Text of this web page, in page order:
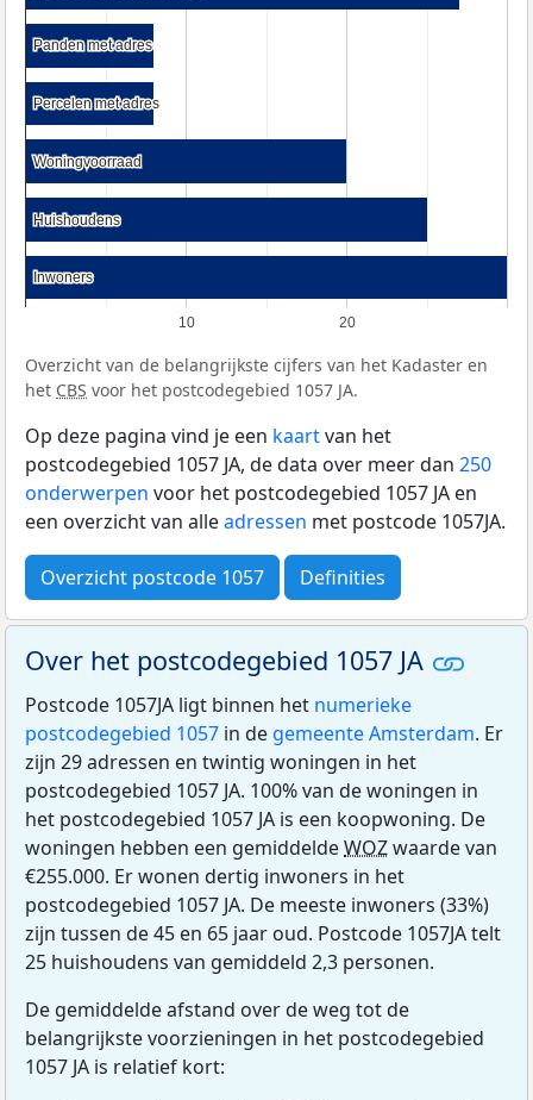
10 20
Panden met adres
Panden met adres
Percelen met adres
Percelen met adres
Woningvoorraad
Woningvoorraad
Huishoudens
Huishoudens
Inwoners
Inwoners
Overzicht van de belangrijkste cijfers van het Kadaster en
het CBS voor het postcodegebied 1057 JA.
Op deze pagina vind je een kaartvan het
postcodegebied 1057 JA, de data over meer dan 250
onderwerpen voor het postcodegebied 1057 JA en
een overzicht van alleadressen met postcode 1057JA.
Overzicht postcode 1057 Definities
Over het postcodegebied 1057 JA
Postcode 1057JA ligt binnen het numerieke
postcodegebied 1057 in de gemeente Amsterdam. Er
zijn 29 adressen en twintig woningen in het
postcodegebied 1057 JA. 100% van de woningen in
het postcodegebied 1057 JA is een koopwoning. De
woningen hebben een gemiddeldeWOZwaarde van
€255.000. Er wonen dertig inwoners in het
postcodegebied 1057 JA. De meeste inwoners (33%)
zijn tussen de 45 en 65 jaar oud. Postcode 1057JA telt
25 huishoudens van gemiddeld 2,3 personen.
De gemiddelde afstand over de weg tot de
belangrijkste voorzieningen in het postcodegebied
1057 JA is relatief kort: